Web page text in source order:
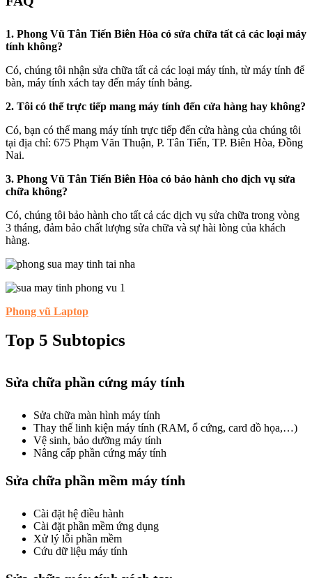
1. Phong Vũ Tân Tiến Biên Hòa có sửa chữa tất cả các loại máy
tính không?
Có, chúng tôi nhận sửa chữa tất cả các loại máy tính, từ máy tính để
bàn, máy tính xách tay đến máy tính bảng.
2. Tôi có thể trực tiếp mang máy tính đến cửa hàng hay không?
Có, bạn có thể mang máy tính trực tiếp đến cửa hàng của chúng tôi
tại địa chỉ: 675 Phạm Văn Thuận, P. Tân Tiến, TP. Biên Hòa, Đồng
Nai.
3. Phong Vũ Tân Tiến Biên Hòa có bảo hành cho dịch vụ sửa
chữa không?
Có, chúng tôi bảo hành cho tất cả các dịch vụ sửa chữa trong vòng
3 tháng, đảm bảo chất lượng sửa chữa và sự hài lòng của khách
hàng.
Phong vũ Laptop
Top 5 Subtopics
Sửa chữa phần cứng máy tính
Sửa chữa màn hình máy tính
Thay thế linh kiện máy tính (RAM, ổ cứng, card đồ họa,…)
Vệ sinh, bảo dưỡng máy tính
Nâng cấp phần cứng máy tính
Sửa chữa phần mềm máy tính
Cài đặt hệ điều hành
Cài đặt phần mềm ứng dụng
Xử lý lỗi phần mềm
Cứu dữ liệu máy tính